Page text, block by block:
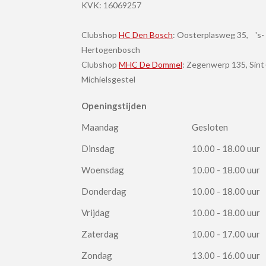
KVK: 16069257
Clubshop HC Den Bosch: Oosterplasweg 35, 's-
Hertogenbosch
Clubshop MHC De Dommel: Zegenwerp 135,
Michielsgestel
Openingstijden
Maandag
Gesloten
Dinsdag
10.00 - 18.00 uur
Woensdag
10.00 - 18.00 uur
Donderdag
10.00 - 18.00 uur
Vrijdag
10.00 - 18.00 uur
Zaterdag
10.00 - 17.00 uur
Zondag
13.00 - 16.00 uur